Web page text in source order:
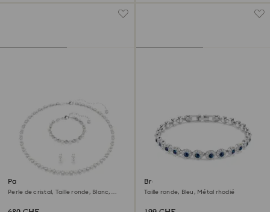
Parure Matrix
Perle de cristal, Taille ronde, Blanc,
Bracelet Una Angelic
Taille ronde, Bleu, Métal rhodié